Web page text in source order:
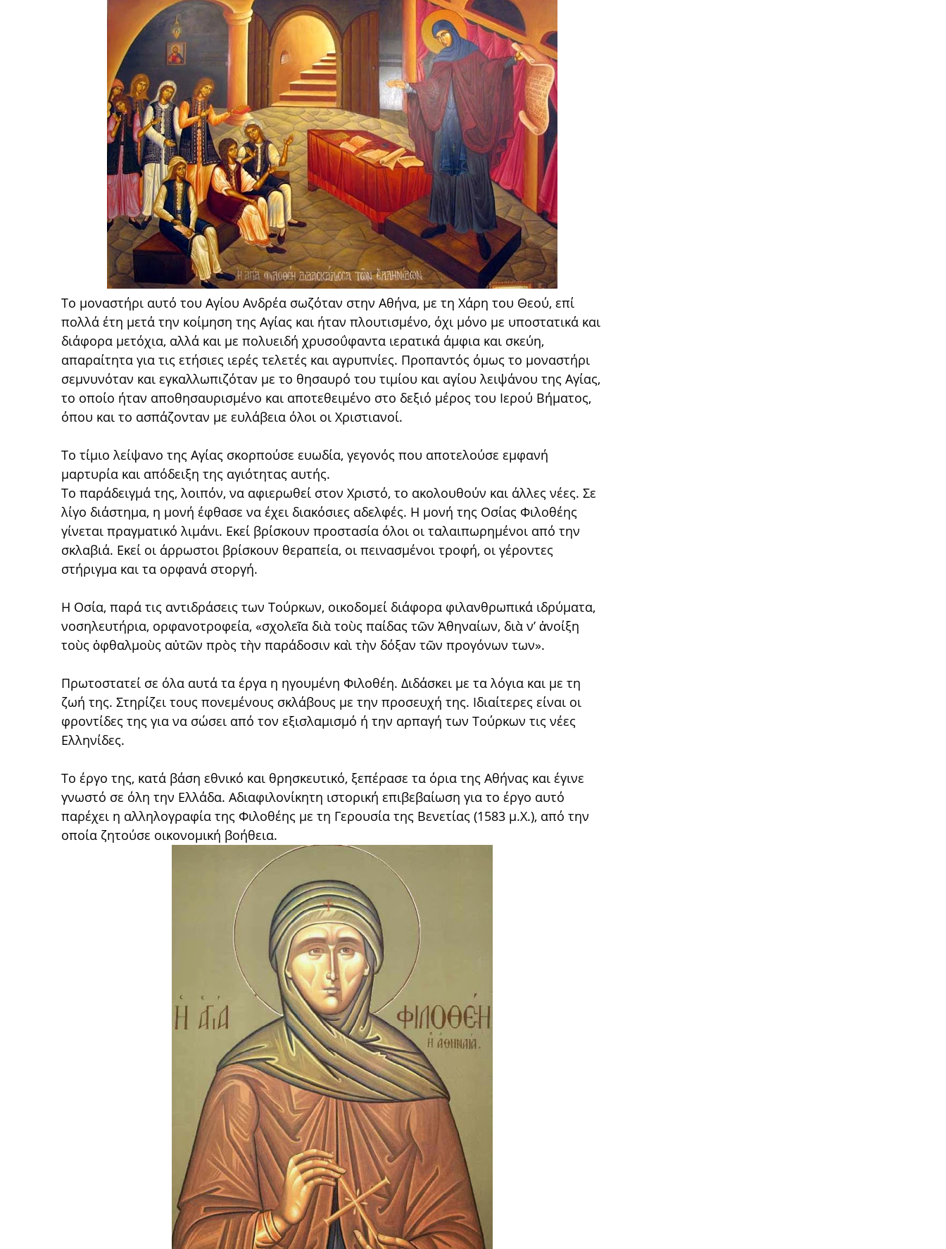
Το μοναστήρι αυτό του Αγίου Ανδρέα σωζόταν στην Αθήνα, με τη Χάρη του Θεού, επί
πολλά έτη μετά την κοίμηση της Αγίας και ήταν πλουτισμένο, όχι μόνο με υποστατικά και
διάφορα μετόχια, αλλά και με πολυειδή χρυσοΰφαντα ιερατικά άμφια και σκεύη,
απαραίτητα για τις ετήσιες ιερές τελετές και αγρυπνίες. Προπαντός όμως το μοναστήρι
σεμνυνόταν και εγκαλλωπιζόταν με το θησαυρό του τιμίου και αγίου λειψάνου της Αγίας,
το οποίο ήταν αποθησαυρισμένο και αποτεθειμένο στο δεξιό μέρος του Ιερού Βήματος,
όπου και το ασπάζονταν με ευλάβεια όλοι οι Χριστιανοί.
Το τίμιο λείψανο της Αγίας σκορπούσε ευωδία, γεγονός που αποτελούσε εμφανή
μαρτυρία και απόδειξη της αγιότητας αυτής.
Το παράδειγμά της, λοιπόν, να αφιερωθεί στον Χριστό, το ακολουθούν και άλλες νέες. Σε
λίγο διάστημα, η μονή έφθασε να έχει διακόσιες αδελφές. Η μονή της Οσίας Φιλοθέης
γίνεται πραγματικό λιμάνι. Εκεί βρίσκουν προστασία όλοι οι ταλαιπωρημένοι από την
σκλαβιά. Εκεί οι άρρωστοι βρίσκουν θεραπεία, οι πεινασμένοι τροφή, οι γέροντες
στήριγμα και τα ορφανά στοργή.
Η Οσία, παρά τις αντιδράσεις των Τούρκων, οικοδομεί διάφορα φιλανθρωπικά ιδρύματα,
νοσηλευτήρια, ορφανοτροφεία, «σχολεῖα διὰ τοὺς παίδας τῶν Ἀθηναίων, διὰ ν’ ἀνοίξη
τοὺς ὀφθαλμοὺς αὐτῶν πρὸς τὴν παράδοσιν καὶ τὴν δόξαν τῶν προγόνων των».
Πρωτοστατεί σε όλα αυτά τα έργα η ηγουμένη Φιλοθέη. Διδάσκει με τα λόγια και με τη
ζωή της. Στηρίζει τους πονεμένους σκλάβους με την προσευχή της. Ιδιαίτερες είναι οι
φροντίδες της για να σώσει από τον εξισλαμισμό ή την αρπαγή των Τούρκων τις νέες
Ελληνίδες.
Το έργο της, κατά βάση εθνικό και θρησκευτικό, ξεπέρασε τα όρια της Αθήνας και έγινε
γνωστό σε όλη την Ελλάδα. Αδιαφιλονίκητη ιστορική επιβεβαίωση για το έργο αυτό
παρέχει η αλληλογραφία της Φιλοθέης με τη Γερουσία της Βενετίας (1583 μ.Χ.), από την
οποία ζητούσε οικονομική βοήθεια.